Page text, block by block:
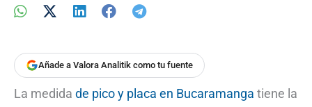
Añade a Valora Analitik como tu fuente
La medida de pico y placa en Bucaramanga tiene la